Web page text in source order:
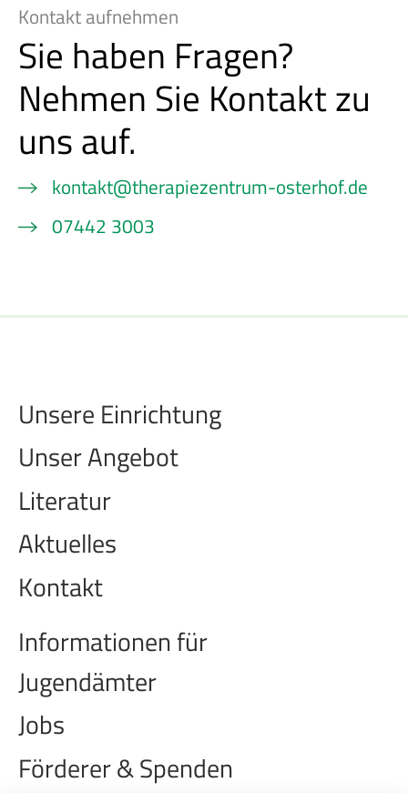
Kontakt aufnehmen
Sie haben Fragen?
Nehmen Sie Kontakt zu
uns auf.
kontakt@therapiezentrum-osterhof.de
07442 3003
Unsere Einrichtung
Unser Angebot
Literatur
Aktuelles
Kontakt
Informationen für
Jugendämter
Jobs
Förderer & Spenden